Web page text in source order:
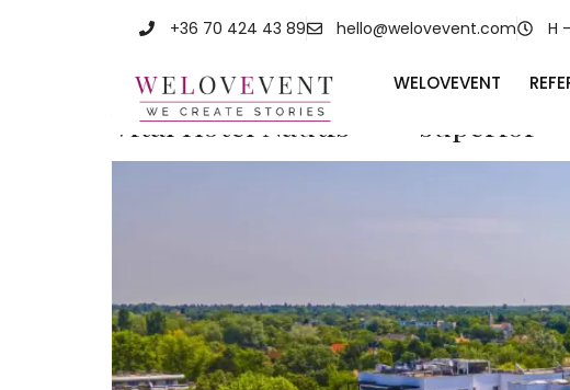
+36 70 424 43 89 hello@welovevent.com H
WELOVEVENT
Címke:
Vital Hotel Nautis**** superior